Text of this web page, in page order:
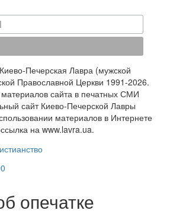
Печерская Лавра (мужской
Православной Церкви 1991-2026.
сайта в печатных СМИ
сайт Киево-Печерской Лавры
материалов в Интернете
на www.lavra.ua.
опечатке